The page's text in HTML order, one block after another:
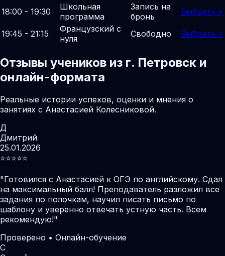
18:00 - 19:30
Школьная
программа
Запись на
бронь
Выбрать→
19:45 - 21:15
Французский с
нуля
Свободно Выбрать→
Отзывы учеников из г. Петровск и
онлайн-формата
Реальные истории успехов, оценки и мнения о
занятиях с Анастасией Колесниковой.
Д
Дмитрий
25.01.2026
⭐️⭐️⭐️⭐️⭐️
"Готовился с Анастасией к ОГЭ по английскому. Сдал
на максимальный балл! Преподаватель разложил все
задания по полочкам, научил писать письмо по
шаблону и уверенно отвечать устную часть. Всем
рекомендую!"
Проверено • Онлайн-обучение
С